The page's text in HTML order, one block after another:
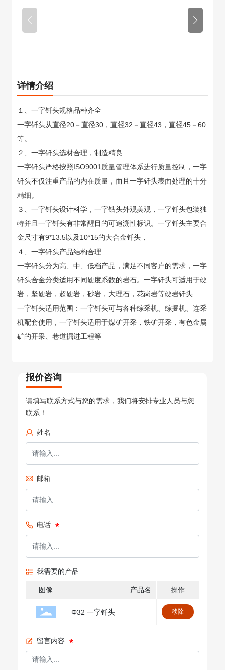
详情介绍
１、一字钎头规格品种齐全
一字钎头从直径20－直径30，直径32－直径43，直径45－60
等。
２、一字钎头选材合理，制造精良
一字钎头严格按照ISO9001质量管理体系进行质量控制，一字
钎头不仅注重产品的内在质量，而且一字钎头表面处理的十分
精细。
３、一字钎头设计科学，一字钻头外观美观，一字钎头包装独
特并且一字钎头有非常醒目的可追溯性标识。一字钎头主要合
金尺寸有9*13.5以及10*15的大合金钎头，
４、一字钎头产品结构合理
一字钎头分为高、中、低档产品，满足不同客户的需求，一字
钎头合金分类适用不同硬度系数的岩石。一字钎头可适用于硬
岩，坚硬岩，超硬岩，砂岩，大理石，花岗岩等硬岩钎头
一字钎头适用范围：一字钎头可与各种综采机、综掘机、连采
机配套使用，一字钎头适用于煤矿开采，铁矿开采，有色金属
矿的开采、巷道掘进工程等
报价咨询
请填写联系方式与您的需求，我们将安排专业人员与您
联系！
姓名
邮箱
电话
我需要的产品
图像 产品名 操作
Φ32 一字钎头 移除
留言内容